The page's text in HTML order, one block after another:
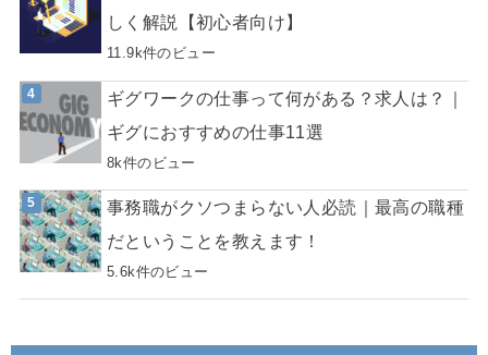
しく解説【初心者向け】
11.9k件のビュー
ギグワークの仕事って何がある？求人は？｜
ギグにおすすめの仕事11選
8k件のビュー
事務職がクソつまらない人必読｜最高の職種
だということを教えます！
5.6k件のビュー